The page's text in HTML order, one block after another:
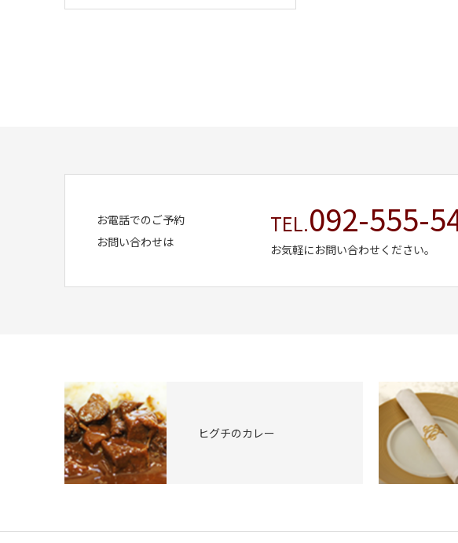
お電話でのご予約
お問い合わせは
TEL.092-555-
お気軽にお問い合わせください。
ヒグチのカレー